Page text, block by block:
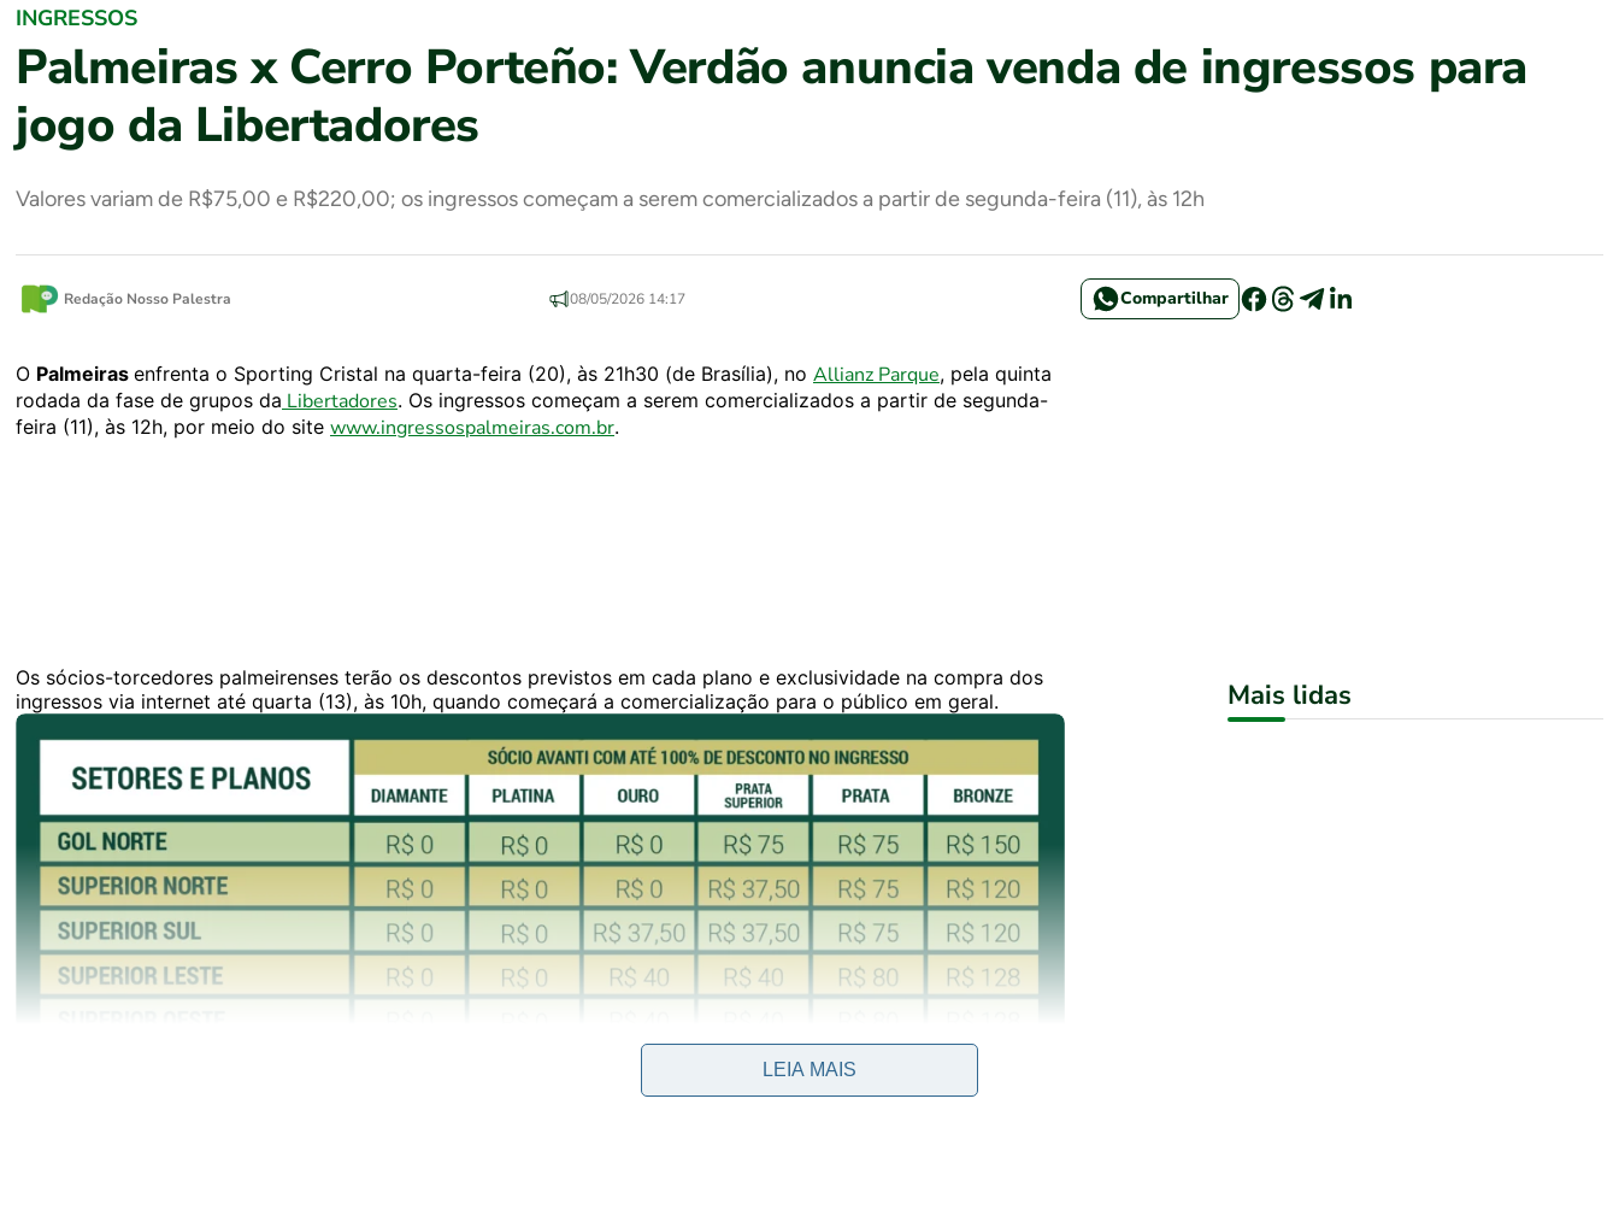
INGRESSOS
Palmeiras x Cerro Porteño: Verdão anuncia venda de ingressos para
jogo da Libertadores
Valores variam de R$75,00 e R$220,00; os ingressos começam a serem comercializados a partir de segunda-feira (11), às 12h
Redação Nosso Palestra 08/05/2026 14:17 Compartilhar
O Palmeiras enfrenta o Sporting Cristal na quarta-feira (20), às 21h30 (de Brasília), no Allianz Parque, pela quinta
rodada da fase de grupos da Libertadores. Os ingressos começam a serem comercializados a partir de segunda-
feira (11), às 12h, por meio do site www.ingressospalmeiras.com.br.
Os sócios-torcedores palmeirenses terão os descontos previstos em cada plano e exclusividade na compra dos
ingressos via internet até quarta (13), às 10h, quando começará a comercialização para o público em geral.
Mais lidas
LEIA MAIS